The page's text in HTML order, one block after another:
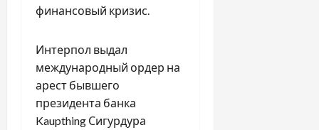
финансовый кризис.
Интерпол выдал
международный ордер на
арест бывшего
президента банка
Kaupthing Сигурдура